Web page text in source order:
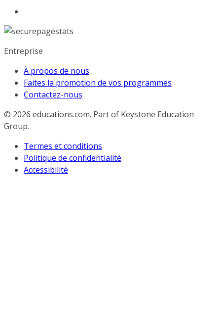
Entreprise
À propos de nous
Faites la promotion de vos programmes
Contactez-nous
© 2026 educations.com. Part of Keystone Education
Group.
Termes et conditions
Politique de confidentialité
Accessibilité